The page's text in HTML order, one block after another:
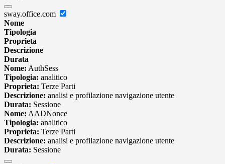
sway.office.com
Nome
Tipologia
Proprieta
Descrizione
Durata
Nome: AuthSess
Tipologia: analitico
Proprieta: Terze Parti
Descrizione: analisi e profilazione navigazione utente
Durata: Sessione
Nome: AADNonce
Tipologia: analitico
Proprieta: Terze Parti
Descrizione: analisi e profilazione navigazione utente
Durata: Sessione